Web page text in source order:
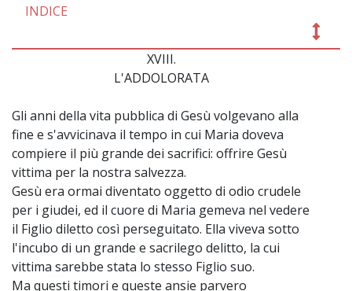
INDICE
XVIII.
L'ADDOLORATA
Gli anni della vita pubblica di Gesù volgevano alla
fine e s'avvicinava il tempo in cui Maria doveva
compiere il più grande dei sacrifici: offrire Gesù
vittima per la nostra salvezza.
Gesù era ormai diventato oggetto di odio crudele
per i giudei, ed il cuore di Maria gemeva nel vedere
il Figlio diletto così perseguitato. Ella viveva sotto
l'incubo di un grande e sacrilego delitto, la cui
vittima sarebbe stata lo stesso Figlio suo.
Ma questi timori e queste ansie parvero